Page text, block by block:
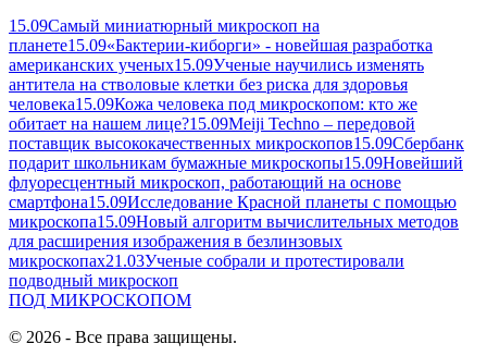
15.09Самый миниатюрный микроскоп на
планете15.09«Бактерии-киборги» - новейшая разработка
американских ученых15.09Ученые научились изменять
антитела на стволовые клетки без риска для здоровья
человека15.09Кожа человека под микроскопом: кто же
обитает на нашем лице?15.09Meiji Techno – передовой
поставщик высококачественных микроскопов15.09Сбербанк
подарит школьникам бумажные микроскопы15.09Новейший
флуоресцентный микроскоп, работающий на основе
смартфона15.09Исследование Красной планеты с помощью
микроскопа15.09Новый алгоритм вычислительных методов
для расширения изображения в безлинзовых
микроскопах21.03Ученые собрали и протестировали
подводный микроскоп
ПОД МИКРОСКОПОМ
© 2026 - Все права защищены.